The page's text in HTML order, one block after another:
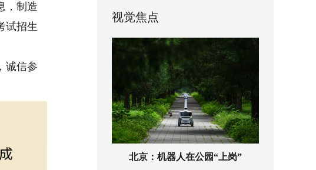
，制造
试招生
诚信参
视觉焦点
北京：机器人在公园“上岗”